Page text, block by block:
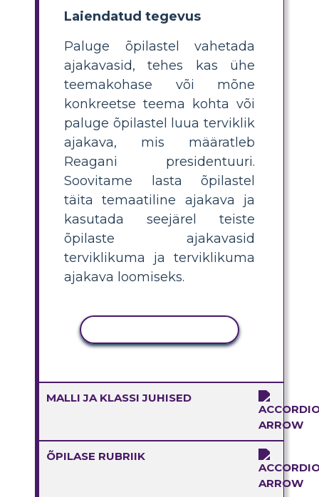
Laiendatud tegevus
Paluge õpilastel vahetada
ajakavasid, tehes kas ühe
teemakohase või mõne
konkreetse teema kohta või
paluge õpilastel luua terviklik
ajakava, mis määratleb
Reagani presidentuuri.
Soovitame lasta õpilastel
täita temaatiline ajakava ja
kasutada seejärel teiste
õpilaste ajakavasid
terviklikuma ja terviklikuma
ajakava loomiseks.
MALLI JA KLASSI JUHISED
ÕPILASE RUBRIIK